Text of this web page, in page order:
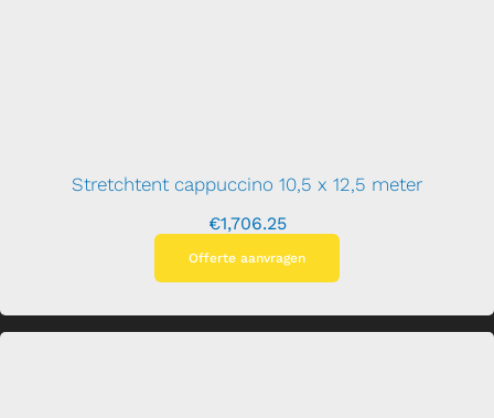
Stretchtent cappuccino 10,5 x 12,5 meter
€1,706.25
Offerte aanvragen